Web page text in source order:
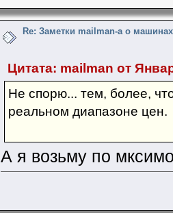
Re: Заметки mailman-a о
Цитата: mailman от
Не спорю... тем, более,
реальном диапазоне цен.
А я возьму по